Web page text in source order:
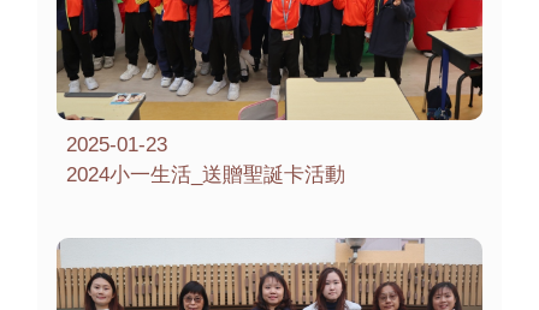
2025-01-23
2024小一生活_送贈聖誕卡活動